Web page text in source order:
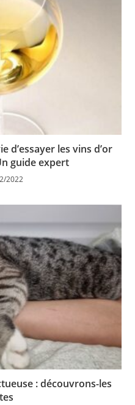
d’essayer les vins d’or
guide expert
2022
: découvrons-les